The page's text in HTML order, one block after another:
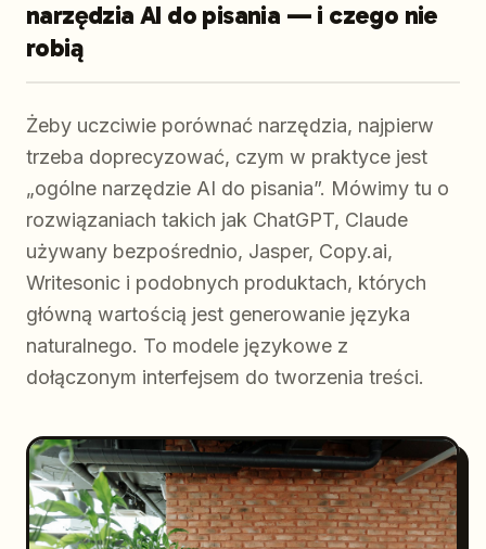
narzędzia AI do pisania — i czego nie
robią
Żeby uczciwie porównać narzędzia, najpierw
trzeba doprecyzować, czym w praktyce jest
„ogólne narzędzie AI do pisania”. Mówimy tu o
rozwiązaniach takich jak ChatGPT, Claude
używany bezpośrednio, Jasper, Copy.ai,
Writesonic i podobnych produktach, których
główną wartością jest generowanie języka
naturalnego. To modele językowe z
dołączonym interfejsem do tworzenia treści.